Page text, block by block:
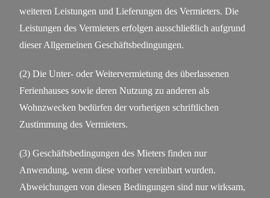
weiteren Leistungen und Lieferungen des Vermieters. Die
Leistungen des Vermieters erfolgen ausschließlich aufgrund
dieser Allgemeinen Geschäftsbedingungen.
(2) Die Unter- oder Weitervermietung des überlassenen
Ferienhauses sowie deren Nutzung zu anderen als
Wohnzwecken bedürfen der vorherigen schriftlichen
Zustimmung des Vermieters.
(3) Geschäftsbedingungen des Mieters finden nur
Anwendung, wenn diese vorher vereinbart wurden.
Abweichungen von diesen Bedingungen sind nur wirksam,